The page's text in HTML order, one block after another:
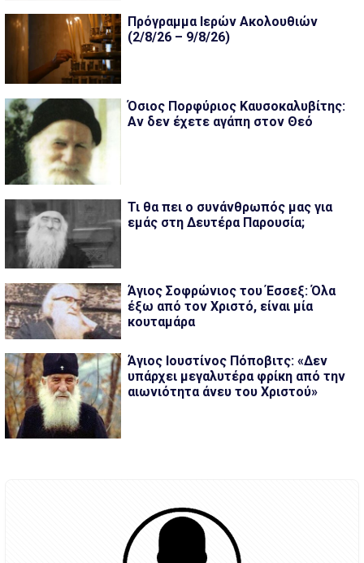
Πρόγραμμα Ιερών Ακολουθιών
(2/8/26 – 9/8/26)
Όσιος Πορφύριος Καυσοκαλυβίτης:
Αν δεν έχετε αγάπη στον Θεό
Τι θα πει ο συνάνθρωπός μας για
εμάς στη Δευτέρα Παρουσία;
Άγιος Σοφρώνιος του Έσσεξ: Όλα
έξω από τον Χριστό, είναι μία
κουταμάρα
Άγιος Ιουστίνος Πόποβιτς: «Δεν
υπάρχει μεγαλυτέρα φρίκη από την
αιωνιότητα άνευ του Χριστού»